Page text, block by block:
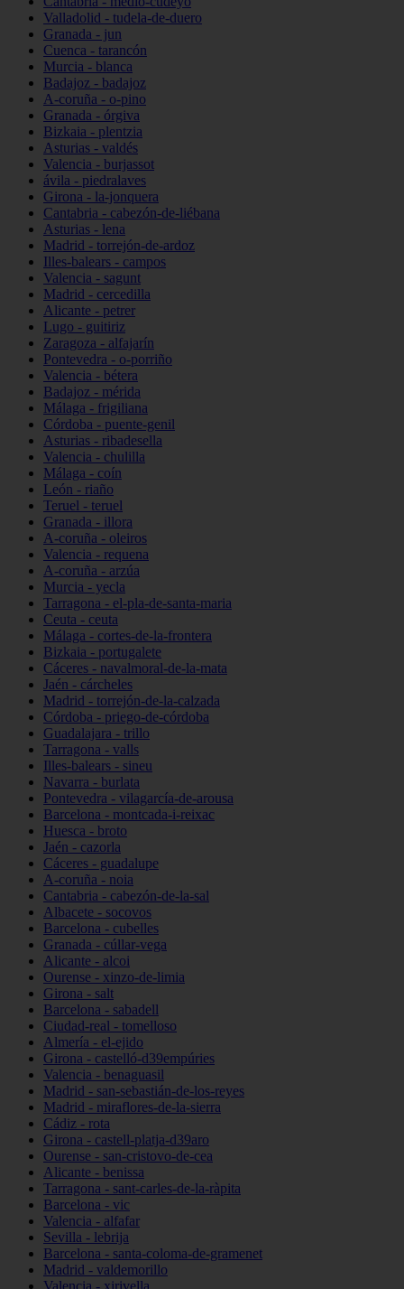
Valladolid - tudela-de-duero
Granada - jun
Cuenca - tarancón
Murcia - blanca
Badajoz - badajoz
A-coruña - o-pino
Granada - órgiva
Bizkaia - plentzia
Asturias - valdés
Valencia - burjassot
ávila - piedralaves
Girona - la-jonquera
Cantabria - cabezón-de-liébana
Asturias - lena
Madrid - torrejón-de-ardoz
Illes-balears - campos
Valencia - sagunt
Madrid - cercedilla
Alicante - petrer
Lugo - guitiriz
Zaragoza - alfajarín
Pontevedra - o-porriño
Valencia - bétera
Badajoz - mérida
Málaga - frigiliana
Córdoba - puente-genil
Asturias - ribadesella
Valencia - chulilla
Málaga - coín
León - riaño
Teruel - teruel
Granada - illora
A-coruña - oleiros
Valencia - requena
A-coruña - arzúa
Murcia - yecla
Tarragona - el-pla-de-santa-maria
Ceuta - ceuta
Málaga - cortes-de-la-frontera
Bizkaia - portugalete
Cáceres - navalmoral-de-la-mata
Jaén - cárcheles
Madrid - torrejón-de-la-calzada
Córdoba - priego-de-córdoba
Guadalajara - trillo
Tarragona - valls
Illes-balears - sineu
Navarra - burlata
Pontevedra - vilagarcía-de-arousa
Barcelona - montcada-i-reixac
Huesca - broto
Jaén - cazorla
Cáceres - guadalupe
A-coruña - noia
Cantabria - cabezón-de-la-sal
Albacete - socovos
Barcelona - cubelles
Granada - cúllar-vega
Alicante - alcoi
Ourense - xinzo-de-limia
Girona - salt
Barcelona - sabadell
Ciudad-real - tomelloso
Almería - el-ejido
Girona - castelló-d39empúries
Valencia - benaguasil
Madrid - san-sebastián-de-los-reyes
Madrid - miraflores-de-la-sierra
Cádiz - rota
Girona - castell-platja-d39aro
Ourense - san-cristovo-de-cea
Alicante - benissa
Tarragona - sant-carles-de-la-ràpita
Barcelona - vic
Valencia - alfafar
Sevilla - lebrija
Barcelona - santa-coloma-de-gramenet
Madrid - valdemorillo
Valencia - xirivella